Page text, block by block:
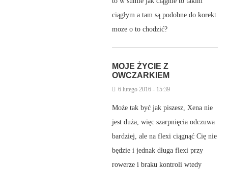
ciągłym a tam są podobne do korekt
moze o to chodzić?
MOJE ŻYCIE Z
OWCZARKIEM
6 lutego 2016 - 15:39
Może tak być jak piszesz, Xena nie
jest duża, więc szarpnięcia odczuwa
bardziej, ale na flexi ciągnąć Cię nie
będzie i jednak długa flexi przy
rowerze i braku kontroli wtedy